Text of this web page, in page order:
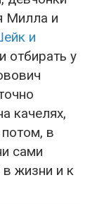
Милла и
и
отбирать у
качелях,
в
сами
жизни и к